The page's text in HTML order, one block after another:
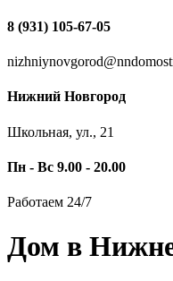
8 (931) 105-67-05
Нижний Новгород
Школьная, ул., 21
Пн - Вс 9.00 - 20.00
Работаем 24/7
Дом в